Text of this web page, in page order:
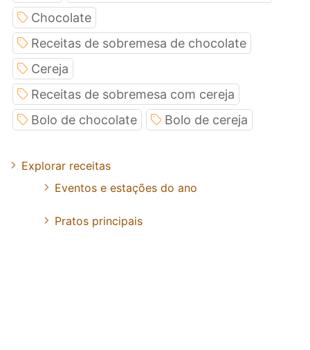
Chocolate
Receitas de sobremesa de chocolate
Cereja
Receitas de sobremesa com cereja
Bolo de chocolate
Bolo de cereja
Explorar receitas
Eventos e estações do ano
Pratos principais